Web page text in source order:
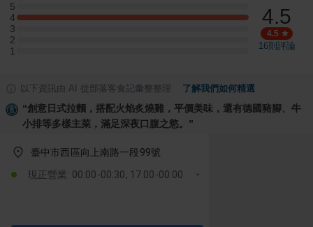
5
5 星：0 則評論
4
4 星：2 則評論
3
3 星：0 則評論
2
2 星：0 則評論
1
1 星：0 則評論
4.5
4.5
16則評論
以下資訊由 AI 從部落客食記彙整整理 了解我們如何精選
“創意日式拉麵，搭配火焰炙燒雞，平價美味，還有德國豬腳、牛
小排等多樣主菜，滿足深夜口腹之慾。 ”
臺中市西區向上南路一段99號
現正營業: 00:00-00:30, 17:00-00:00